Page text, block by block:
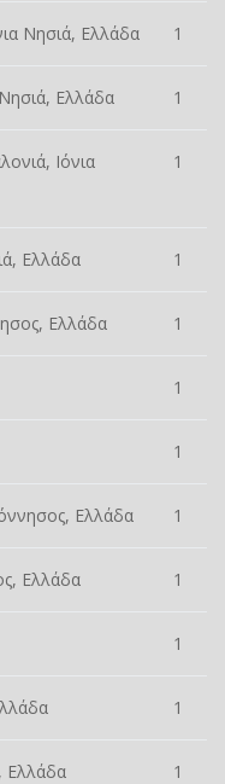
Νησιά, Ελλάδα 1
Ελλάδα 1
Ιόνια
1
Ελλάδα 1
Ελλάδα 1
1
1
Ελλάδα 1
Ελλάδα 1
1
1
Ελλάδα 1